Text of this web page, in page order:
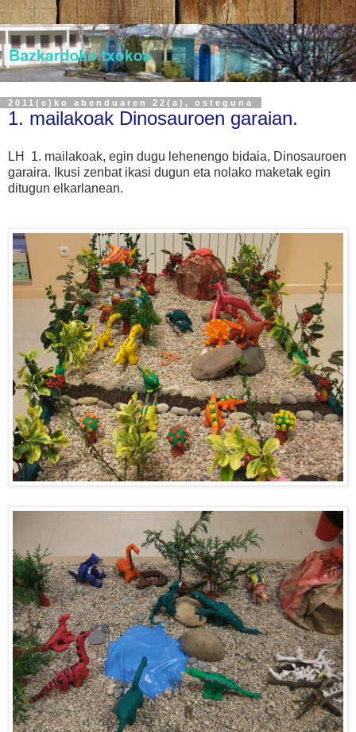
2011(e)ko abenduaren 22(a), osteguna
1. mailakoak Dinosauroen garaian.
LH 1. mailakoak, egin dugu lehenengo bidaia, Dinosauroen
garaira. Ikusi zenbat ikasi dugun eta nolako maketak egin
ditugun elkarlanean.